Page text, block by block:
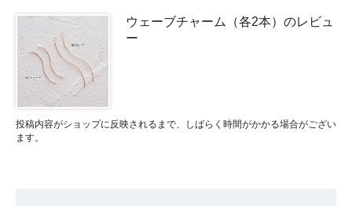
ウェーブチャーム（各2本）のレビュ
ー
投稿内容がショップに反映されるまで、しばらく時間がかかる場合がござい
ます。